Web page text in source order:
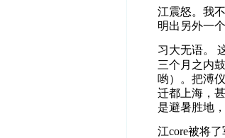
江震怒。我不
明出另外一
习大无语。
三个月之内
哟）。把溥
迁都上海，
是避暑胜地
江core被将了